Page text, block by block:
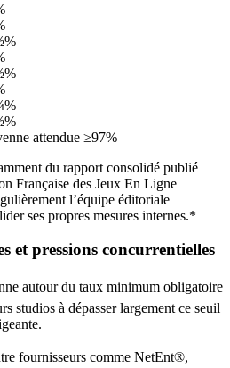
attendue ≥​97%
du rapport consolidé publié
Française des Jeux En Ligne
l’équipe éditoriale
ses propres mesures internes.*
et pressions concurrentielles
autour du taux minimum obligatoire
studios à dépasser largement ce seuil
fournisseurs comme NetEnt®,